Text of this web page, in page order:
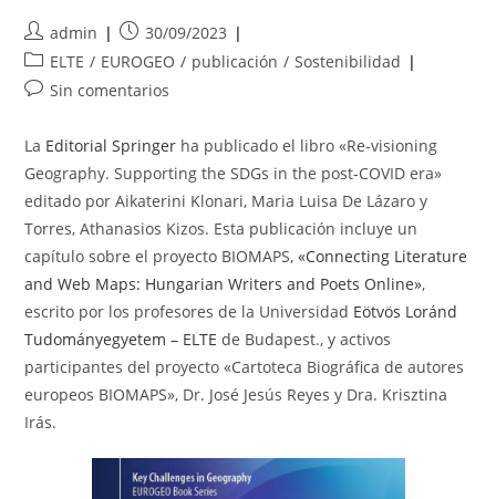
Autor
de
la
entrada:
admin
Publicación
de
entrada:
30/09/2023
Categoría
de
ELTE / EUROGEO / publicación / Sostenibilidad
Comentarios
la
entrada:
Sin comentarios
La Editorial Springer ha publicado el libro «Re-visioning
Geography. Supporting the SDGs in the post-COVID era»
editado por Aikaterini Klonari, Maria Luisa De Lázaro y
Torres, Athanasios Kizos. Esta publicación incluye un
capítulo sobre el proyecto BIOMAPS,«Connecting Literature
and Web Maps: Hungarian Writers and Poets Online»,
escrito por los profesores de la Universidad Eötvös Loránd
Tudományegyetem – ELTE de Budapest., y activos
participantes del proyecto «Cartoteca Biográfica de autores
europeos BIOMAPS», Dr. José Jesús Reyes y Dra. Krisztina
Irás.